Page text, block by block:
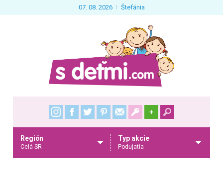
07. 08. 2026 Štefánia
+
Región
Celá SR
Typ akcie
Podujatia